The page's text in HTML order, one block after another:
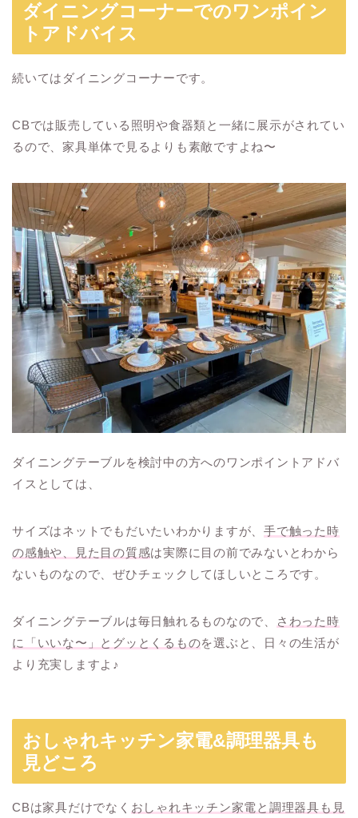
ダイニングコーナーでのワンポイン
トアドバイス
続いてはダイニングコーナーです。
CBでは販売している照明や食器類と一緒に展示がされてい
るので、家具単体で見るよりも素敵ですよね〜
ダイニングテーブルを検討中の方へのワンポイントアドバ
イスとしては、
サイズはネットでもだいたいわかりますが、手で触った時
の感触や、見た目の質感は実際に目の前でみないとわから
ないものなので、ぜひチェックしてほしいところです。
ダイニングテーブルは毎日触れるものなので、
さわった時
に「いいな〜」とグッとくるものを選ぶと、日々の生活が
より充実しますよ♪
おしゃれキッチン家電&調理器具も
見どころ
CBは家具だけでなく おしゃれキッチン家電と調理器具も見